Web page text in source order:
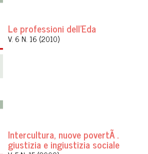
Le professioni dell'Eda
V. 6 N. 16 (2010)
Intercultura, nuove povertÃ .
giustizia e ingiustizia sociale